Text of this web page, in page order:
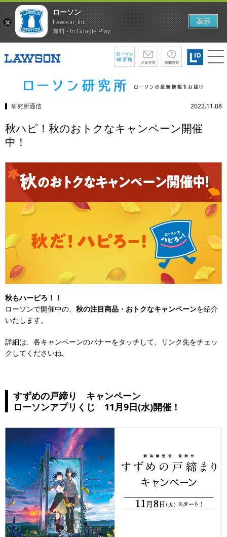
研究所通信 2022.11.08
秋ハピ！秋のおトクなキャンペーン開催
中！
秋もハーピろ！！
ローソンで開催中の、 秋の注目商品・おトクなキャンペーンを紹介
いたします。
詳細は、各キャンペーンのバナーをタッチして、リンク先をチェッ
クしてくださいね。
すずめの戸締り キャンペーン
ローソンアプリくじ 11月9日(水)開催！
ローソン
Lawson, Inc.
無料 - In Google Play
表示